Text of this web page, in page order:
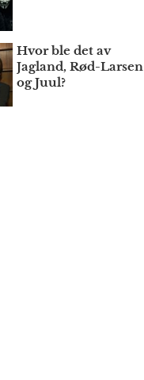
Hvor ble det av
Jagland, Rød-Larsen
og Juul?